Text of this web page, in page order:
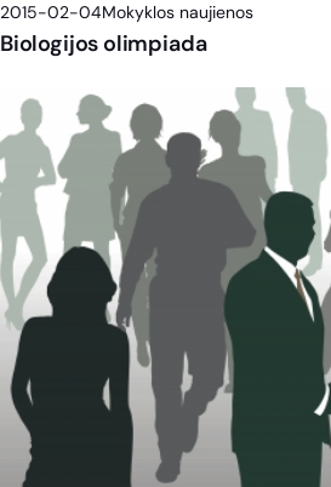
2015-02-04Mokyklos naujienos
Biologijos olimpiada